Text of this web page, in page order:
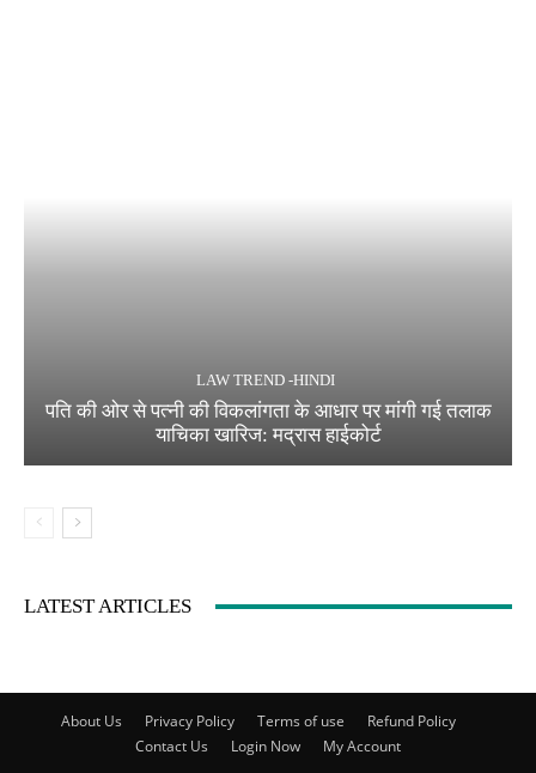
LAW TREND -HINDI
पति की ओर से पत्नी की विकलांगता के आधार पर मांगी गई तलाक
याचिका खारिज: मद्रास हाईकोर्ट
LATEST ARTICLES
About Us Privacy Policy Terms of use
Refund Policy
Contact Us
Login Now My Account